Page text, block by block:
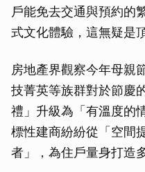
戶能免去交通與預約的
式文化體驗，這無疑是
房地產界觀察今年母親
技菁英等族群對於節慶
禮」升級為「有溫度的
標性建商紛紛從「空間
者」，為住戶量身打造